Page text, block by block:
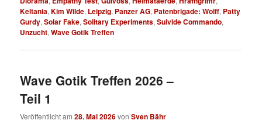
Keltania,Kim Wilde, Leipzig, Panzer AG, Patenbrigade: Wolff, Patty
Gurdy,Solar Fake,Solitary Experiments,Suivide Commando,
Unzucht,Wave Gotik Treffen
Wave Gotik Treffen 2026 –
Teil 1
Veröffentlicht am28. Mai 2026vonSven Bähr